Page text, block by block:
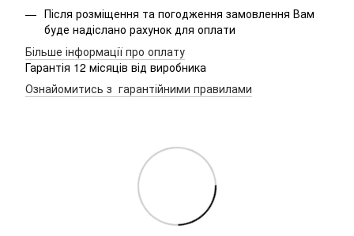
Після розміщення та погодження замовлення Вам
буде надіслано рахунок для оплати
Більше інформації про оплату
Гарантія 12 місяців від виробника
Ознайомитись з гарантійними правилами